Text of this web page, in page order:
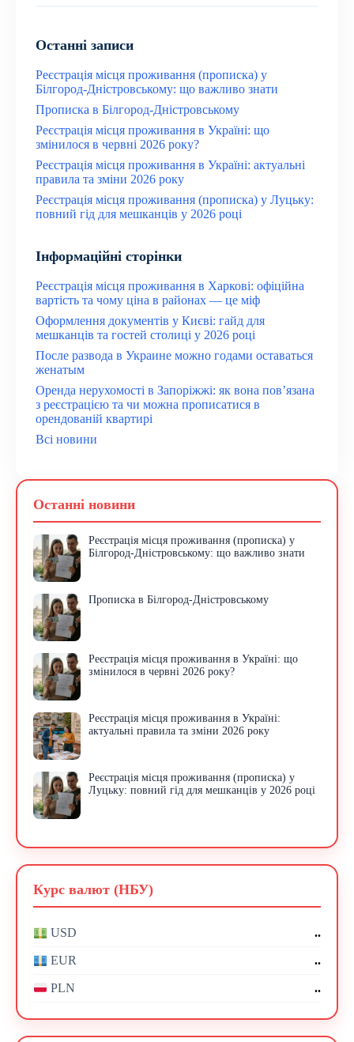
Останні записи
Реєстрація місця проживання (прописка) у
Білгород-Дністровському: що важливо знати
Прописка в Білгород-Дністровському
Реєстрація місця проживання в Україні: що
змінилося в червні 2026 року?
Реєстрація місця проживання в Україні: актуальні
правила та зміни 2026 року
Реєстрація місця проживання (прописка) у Луцьку:
повний гід для мешканців у 2026 році
Інформаційні сторінки
Реєстрація місця проживання в Харкові: офіційна
вартість та чому ціна в районах — це міф
Оформлення документів у Києві: гайд для
мешканців та гостей столиці у 2026 році
После развода в Украине можно годами оставаться
женатым
Оренда нерухомості в Запоріжжі: як вона пов’язана
з реєстрацією та чи можна прописатися в
орендованій квартирі
Всі новини
Останні новини
Реєстрація місця проживання (прописка) у
Білгород-Дністровському: що важливо знати
Прописка в Білгород-Дністровському
Реєстрація місця проживання в Україні: що
змінилося в червні 2026 року?
Реєстрація місця проживання в Україні:
актуальні правила та зміни 2026 року
Реєстрація місця проживання (прописка) у
Луцьку: повний гід для мешканців у 2026 році
Курс валют (НБУ)
USD ..
EUR ..
PLN ..